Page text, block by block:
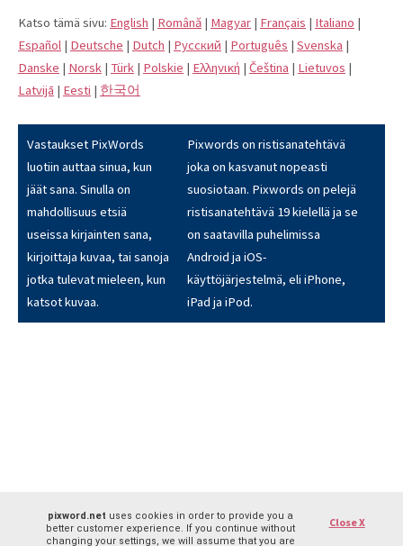
Katso tämä sivu: English | Română | Magyar | Français | Italiano |
Español | Deutsche | Dutch | Pусский | Português | Svenska |
Danske | Norsk | Türk | Polskie | Eλληνική | Čeština | Lietuvos |
Latvijā | Eesti | 한국어
Vastaukset PixWords
luotiin auttaa sinua, kun
jäät sana. Sinulla on
mahdollisuus etsiä
useissa kirjainten sana,
kirjoittaja kuvaa, tai sanoja
jotka tulevat mieleen, kun
katsot kuvaa.
Pixwords on ristisanatehtävä
joka on kasvanut nopeasti
suosiotaan. Pixwords on pelejä
ristisanatehtävä 19 kielellä ja se
on saatavilla puhelimissa
Android ja iOS-
käyttöjärjestelmä, eli iPhone,
iPad ja iPod.
Close X
pixword.net uses cookies in order to provide you a
better customer experience. If you continue without
changing your settings, we will assume that you are